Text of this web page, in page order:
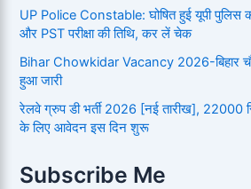
UP Police Constable: घोषित हुई यूपी पुलिस
और PST परीक्षा की तिथि, कर लें चेक
Bihar Chowkidar Vacancy 2026-बिहार
हुआ जारी
रेलवे ग्रुप डी भर्ती 2026 [नई तारीख], 22000
के लिए आवेदन इस दिन शुरू
Subscribe Me